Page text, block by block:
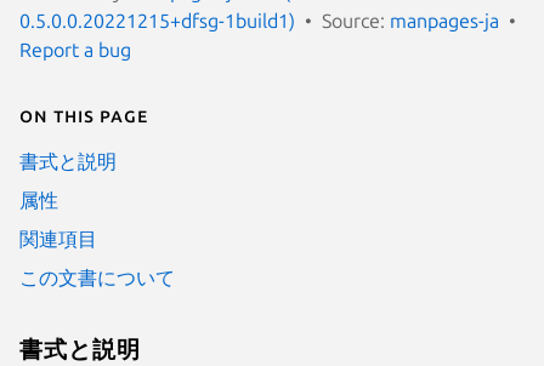
0.5.0.0.20221215+dfsg-1build1)
Source: manpages-ja
Report a bug
On this page
書式と説明
属性
関連項目
この文書について
書式と説明